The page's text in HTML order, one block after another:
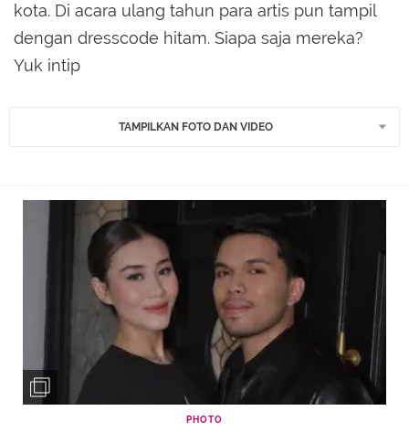
kota. Di acara ulang tahun para artis pun tampil
dengan dresscode hitam. Siapa saja mereka?
Yuk intip
TAMPILKAN FOTO DAN VIDEO
PHOTO